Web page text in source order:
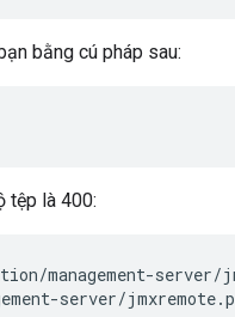
bằng cú pháp sau:
tệp là 400:
management-server/
server/